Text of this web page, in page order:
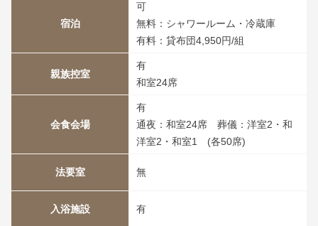
宿泊
可
無料：シャワールーム・冷蔵庫
有料：貸布団4,950円/組
親族控室
有
和室24席
会食会場
有
通夜：和室24席 葬儀：洋室2・和
洋室2・和室1 (各50席)
法要室 無
入浴施設 有